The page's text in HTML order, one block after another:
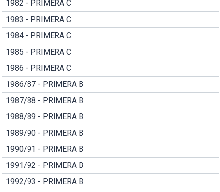
1982 - PRIMERA C
1983 - PRIMERA C
1984 - PRIMERA C
1985 - PRIMERA C
1986 - PRIMERA C
1986/87 - PRIMERA B
1987/88 - PRIMERA B
1988/89 - PRIMERA B
1989/90 - PRIMERA B
1990/91 - PRIMERA B
1991/92 - PRIMERA B
1992/93 - PRIMERA B